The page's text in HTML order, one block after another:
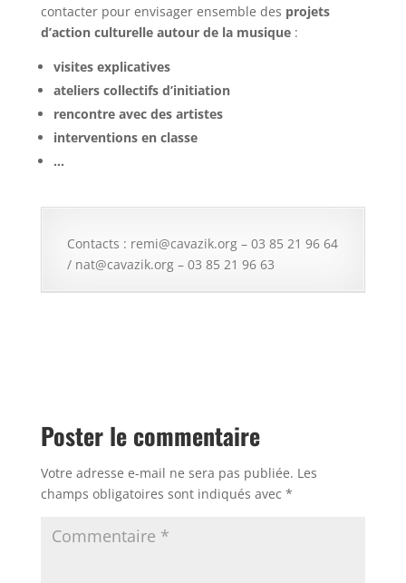
contacter pour envisager ensemble des projets
d’action culturelle autour de la musique:
visites explicatives
ateliers collectifs d’initiation
rencontre avec des artistes
interventions en classe
…
Contacts : remi@cavazik.org – 03 85 21 96 64
/ nat@cavazik.org – 03 85 21 96 63
Poster le commentaire
Votre adresse e-mail ne sera pas publiée. Les
champs obligatoires sont indiqués avec *